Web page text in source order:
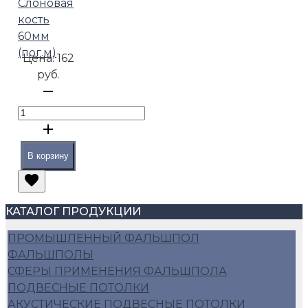
Слоновая
кость
60мм
(пог.м)
Цена:162
руб.
В корзину
КАТАЛОГ ПРОДУКЦИИ
ПРОМЫШЛЕННЫЙ ФАЛЬШПОЛ
ФАЛЬШПОЛЫ
СФЕРЫ ПРИМЕНЕНИЯ ФАЛЬШПОЛА
ПОДВЕСНЫЕ ПОТОЛКИ
АКУСТИЧЕСКИЕ ПОДВЕСНЫЕ ПОТОЛКИ